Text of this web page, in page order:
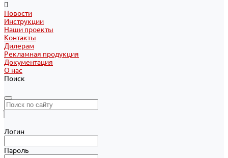
Новости
Инструкции
Наши проекты
Контакты
Дилерам
Рекламная продукция
Документация
О нас
Поиск
Логин
Пароль